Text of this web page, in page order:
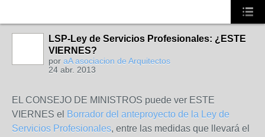
LSP-Ley de Servicios Profesionales: ¿ESTE
VIERNES?
por aA asociacion de Arquitectos
24 abr. 2013
EL CONSEJO DE MINISTROS puede ver ESTE
VIERNES el Borrador del anteproyecto de la Ley de
Servicios Profesionales, entre las medidas que llevará el